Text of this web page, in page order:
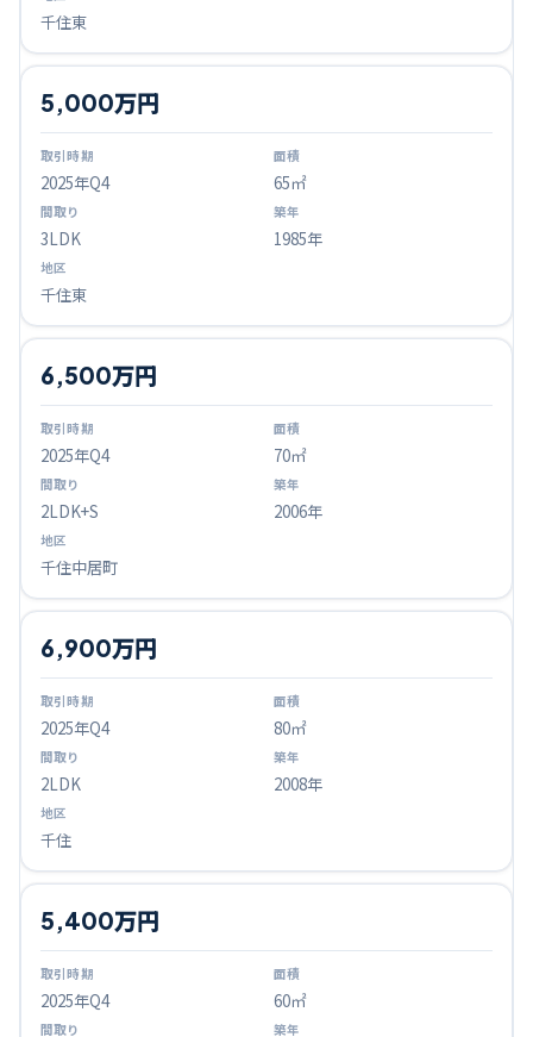
千住東
2025年Q4
5,000万円
65㎡
3LDK 1985年
千住東
2025年Q4
6,500万円
70㎡
2LDK+S 2006年
千住中居町
2025年Q4
6,900万円
80㎡
2LDK 2008年
千住
2025年Q4
5,400万円
60㎡